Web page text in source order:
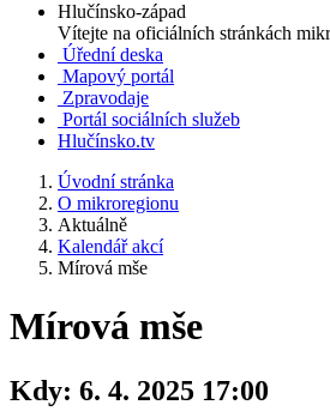
Hlučínsko-západ
Vítejte na oficiálních stránkách
Úřední deska
Mapový portál
Zpravodaje
Portál sociálních služeb
Hlučínsko.tv
Úvodní stránka
O mikroregionu
Aktuálně
Kalendář akcí
Mírová mše
Mírová mše
Kdy: 6. 4. 2025 17:00